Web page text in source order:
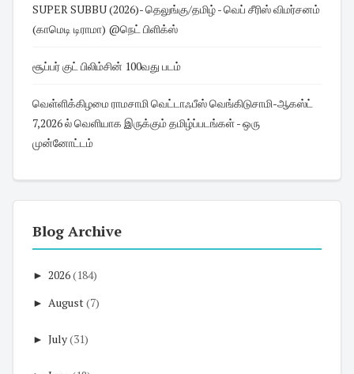
SUPER SUBBU (2026)- தெலுங்கு/தமிழ் - வெப் சீரிஸ் விமர்சனம்
(காமெடி டிராமா) @நெட் பிளிக்ஸ்
சூப்பர் குட் பிலிம்சின் 100வது படம்
வெள்ளிக்கிழமை ராமசாமி வெட்டாஃபீஸ் வெங்கிடுசாமி-ஆகஸ்ட்
7,2026 ல் வெளியாக இருக்கும் தமிழ்ப்படங்கள் - ஒரு
முன்னோட்டம்
Blog Archive
► 2026(184)
► August(7)
► July(31)